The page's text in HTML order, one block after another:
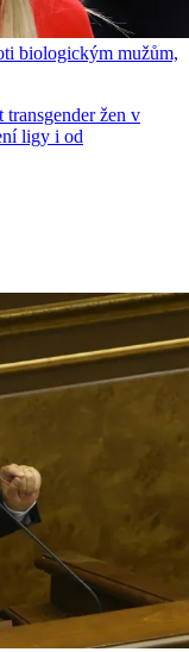
biologickým mužům,
žen v
ligy i od